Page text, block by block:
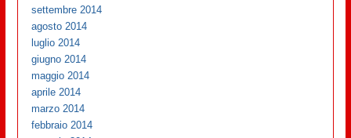
settembre 2014
agosto 2014
luglio 2014
giugno 2014
maggio 2014
aprile 2014
marzo 2014
febbraio 2014